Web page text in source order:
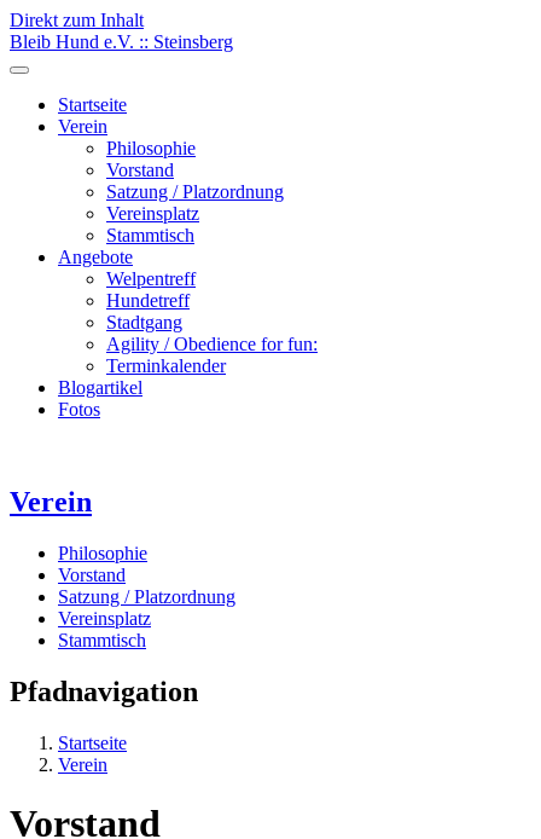
Direkt zum Inhalt
Bleib Hund e.V. :: Steinsberg
Startseite
Verein
Philosophie
Vorstand
Satzung / Platzordnung
Vereinsplatz
Stammtisch
Angebote
Welpentreff
Hundetreff
Stadtgang
Agility / Obedience for fun:
Terminkalender
Blogartikel
Fotos
Verein
Philosophie
Vorstand
Satzung / Platzordnung
Vereinsplatz
Stammtisch
Pfadnavigation
Startseite
Verein
Vorstand